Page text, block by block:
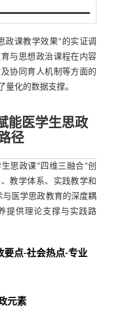
政课教学效果”的实证调
与思想政治课程在内容
协同育人机制等方面的
量化的数据支撑。
能医学生思政
径
思政课“四维三融合”创
教学体系、实践教学和
医学思政教育的深度耦
提供理论支撑与实践路
要点-社会热点-专业
元素